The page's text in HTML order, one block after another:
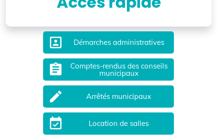
portrait Démarches administratives
assignment Comptes-rendus des conseils
municipaux
mode_edit Arrêtés municipaux
event_available Location de salles